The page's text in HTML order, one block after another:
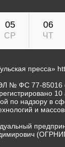
05
СР
06
ЧТ
пресса»
№ ФС 77-85016
10
по надзору в
и